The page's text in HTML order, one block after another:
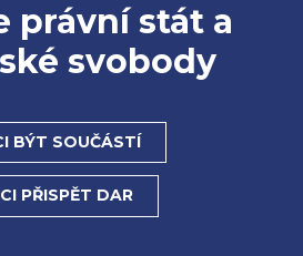
právní stát a
svobody
BÝT SOUČÁSTÍ
PŘISPĚT DAR